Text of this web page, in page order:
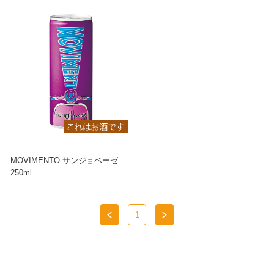
MOVIMENTO サンジョベーゼ
250ml
1